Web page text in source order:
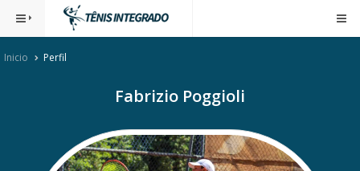
Inicio Perfil
Fabrizio Poggioli